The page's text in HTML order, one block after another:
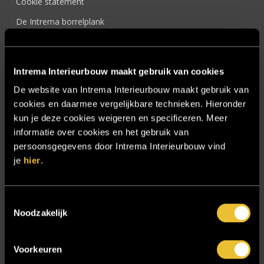
Intrema Interieurbouw maakt gebruik van cookies
De website van Intrema Interieurbouw maakt gebruik van
cookies en daarmee vergelijkbare technieken. Hieronder
kun je deze cookies weigeren en specificeren. Meer
informatie over cookies en het gebruik van
persoonsgegevens door Intrema Interieurbouw vind
je hier.
Noodzakelijk
Voorkeuren
De Intrema borrelplank
Interieur Design
Interieur op maat
Interieurbouw Almelo
Interieurbouw Hengelo
Intratuin Almelo